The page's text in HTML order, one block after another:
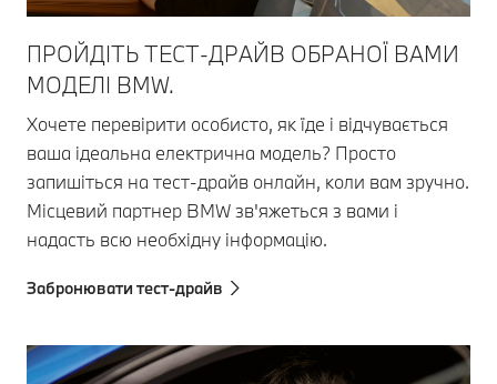
ПРОЙДІТЬ ТЕСТ-ДРАЙВ ОБРАНОЇ ВАМИ
МОДЕЛІ BMW.
Хочете перевірити особисто, як їде і відчувається
ваша ідеальна електрична модель? Просто
запишіться на тест-драйв онлайн, коли вам зручно.
Місцевий партнер BMW зв'яжеться з вами і
надасть всю необхідну інформацію.
Забронювати тест-драйв